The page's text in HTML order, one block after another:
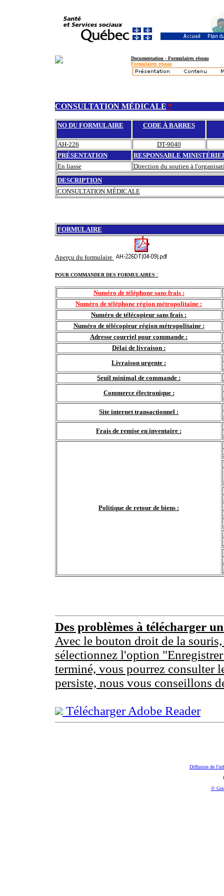
Documentation - Formulaires réseau
Formulaires réseau
CONSULTATION MÉDICALE *
NO DU FORMULAIRE CODE À BARRES
AH-226
DT-9040
PRÉSENTATION
RESPONSABLE
En liasse
Direction du soutien à
DESCRIPTION
CONSULTATION MÉDICALE
FORMULAIRE
Aperçu du formulaire
POUR COMMANDER DES FORMULAIRES :
Numéro de téléphone sans frais :
Numéro de téléphone région métropolitaine :
Numéro de télécopieur sans frais :
Numéro de télécopieur région métropolitaine :
Adresse courriel pour commande :
Délai de livraison :
Livraison urgente :
Seuil minimal de commande :
Commerce électronique :
Site internet transactionnel :
Frais de remise en inventaire :
Politique de retour de biens :
Des problèmes à télécharger
Avec le bouton droit de la
sélectionnez l'option
terminé, vous pourrez consulter
persiste, nous vous conseillons
Télécharger Adobe Reader
Diffusion de
©